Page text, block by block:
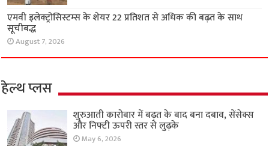
एमवी इलेक्ट्रोसिस्टम्स के शेयर 22 प्रतिशत से अधिक की बढ़त के साथ
सूचीबद्ध
August 7, 2026
हेल्थ प्लस
शुरुआती कारोबार में बढ़त के बाद बना दबाव, सेंसेक्स
और निफ्टी ऊपरी स्तर से लुढ़के
May 6, 2026